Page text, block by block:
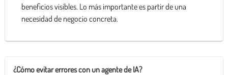
beneficios visibles. Lo más importante es partir de una
necesidad de negocio concreta.
¿Cómo evitar errores con un agente de IA?